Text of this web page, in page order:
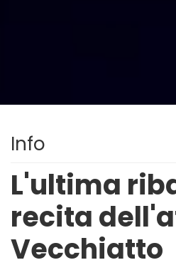
Info
L'ultima
recita
Vecchiatto